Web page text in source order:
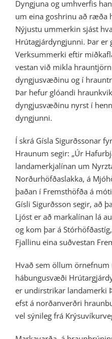
Dyngjuna og umhverfis
um eina goshrinu að ræða
Nýjustu ummerkin sjást
Hrútagjárdyngjunni. Þar er
Verksummerki eftir
vestan við mikla
dyngjusvæðinu og í
Þar hefur glóandi
dyngjusvæðinu nyrst í
dyngjunni.
Í skrá Gísla Sigurðssonar
Hraunum segir: „Úr
landamerkjalínan um
Norðurhöfðaslakka, á
þaðan í Fremsthöfða á
Gísli Sigurðsson segir, að
Ljóst er að markalínan lá
og kom þar á
Fjallinu eina suðvestan
Hvað sem öllum örnefnum
hábungusvæði
er undirstrikar landamerki
efst á norðanverðri
vel sýnileg frá